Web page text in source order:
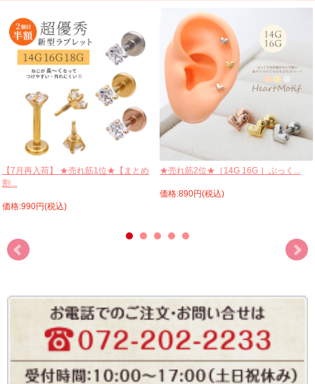
【7月再入荷】 ★売れ筋1位★【まとめ
割...
価格:990円(税込)
★売れ筋2位★［14G 16G ］ぷっく...
価格:890円(税込)